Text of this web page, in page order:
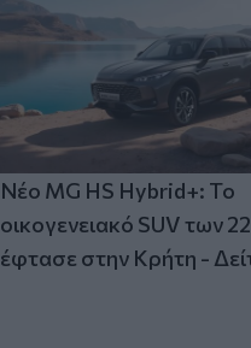
Νέο MG HS Hybrid+: Το
οικογενειακό SUV των
έφτασε στην Κρήτη -